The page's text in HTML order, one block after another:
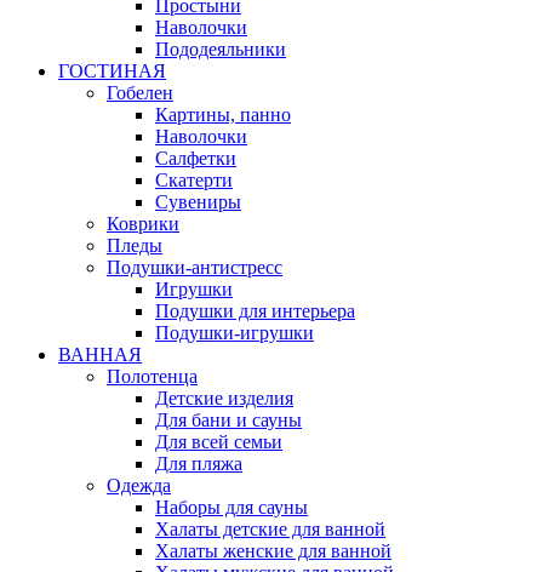
Простыни
Наволочки
Пододеяльники
ГОСТИНАЯ
Гобелен
Картины, панно
Наволочки
Салфетки
Скатерти
Сувениры
Коврики
Пледы
Подушки-антистресс
Игрушки
Подушки для интерьера
Подушки-игрушки
ВАННАЯ
Полотенца
Детские изделия
Для бани и сауны
Для всей семьи
Для пляжа
Одежда
Наборы для сауны
Халаты детские для ванной
Халаты женские для ванной